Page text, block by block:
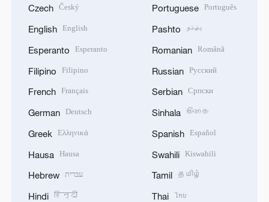
Czech Český
English English
Esperanto Esperanto
Filipino Filipino
French Français
German Deutsch
Greek Ελληνικά
Hausa Hausa
Hebrew עברית
Hindi हिन्दी
Portuguese Português
Pashto پښتو
Romanian Română
Russian Русский
Serbian Српски
Sinhala සිංහල
Spanish Español
Swahili Kiswahili
Tamil தமிழ்
Thai ไทย